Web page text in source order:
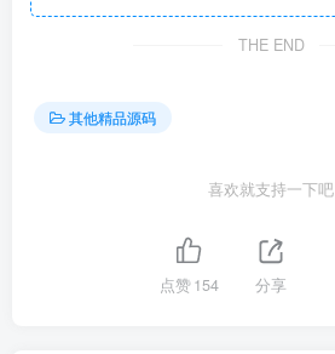
THE END
其他精品源码
喜欢就支持一下吧
点赞154 分享